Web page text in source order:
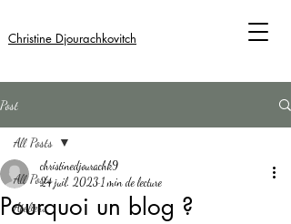
Christine Djourachkovitch
Post
All Posts
Ateliers
All Posts
Pourquoi un blog ?
christinedjourachk9
24 juil. 2023 1 min de lecture